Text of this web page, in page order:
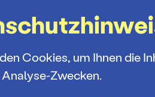
Cookies, um Ihnen die
Zwecken.